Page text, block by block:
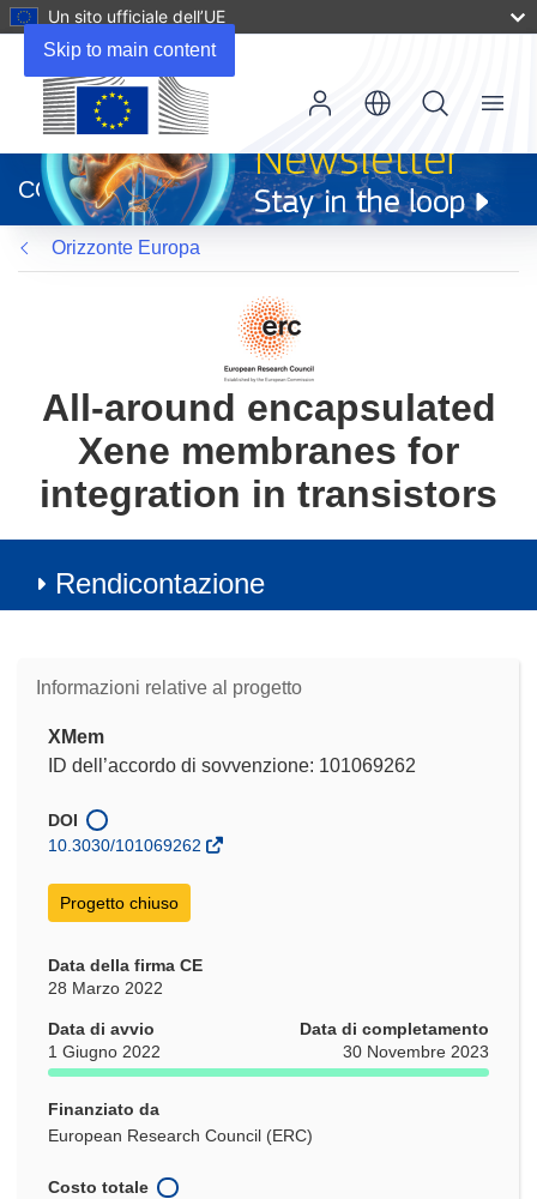
Skip to main content
Un sito ufficiale dell’UE
apre
in
una
nuova
finestra)
CORDIS
Menu
Orizzonte Europa
All-around encapsulated
Xene membranes for
integration in transistors
Rendicontazione
Informazioni relative al progetto
XMem
ID dell’accordo di sovvenzione: 101069262
DOI
10.3030/101069262
Progetto chiuso
Data della firma CE
28 Marzo 2022
Data di avvio
1 Giugno 2022
Data di completamento
30 Novembre 2023
Finanziato da
European Research Council (ERC)
Costo totale